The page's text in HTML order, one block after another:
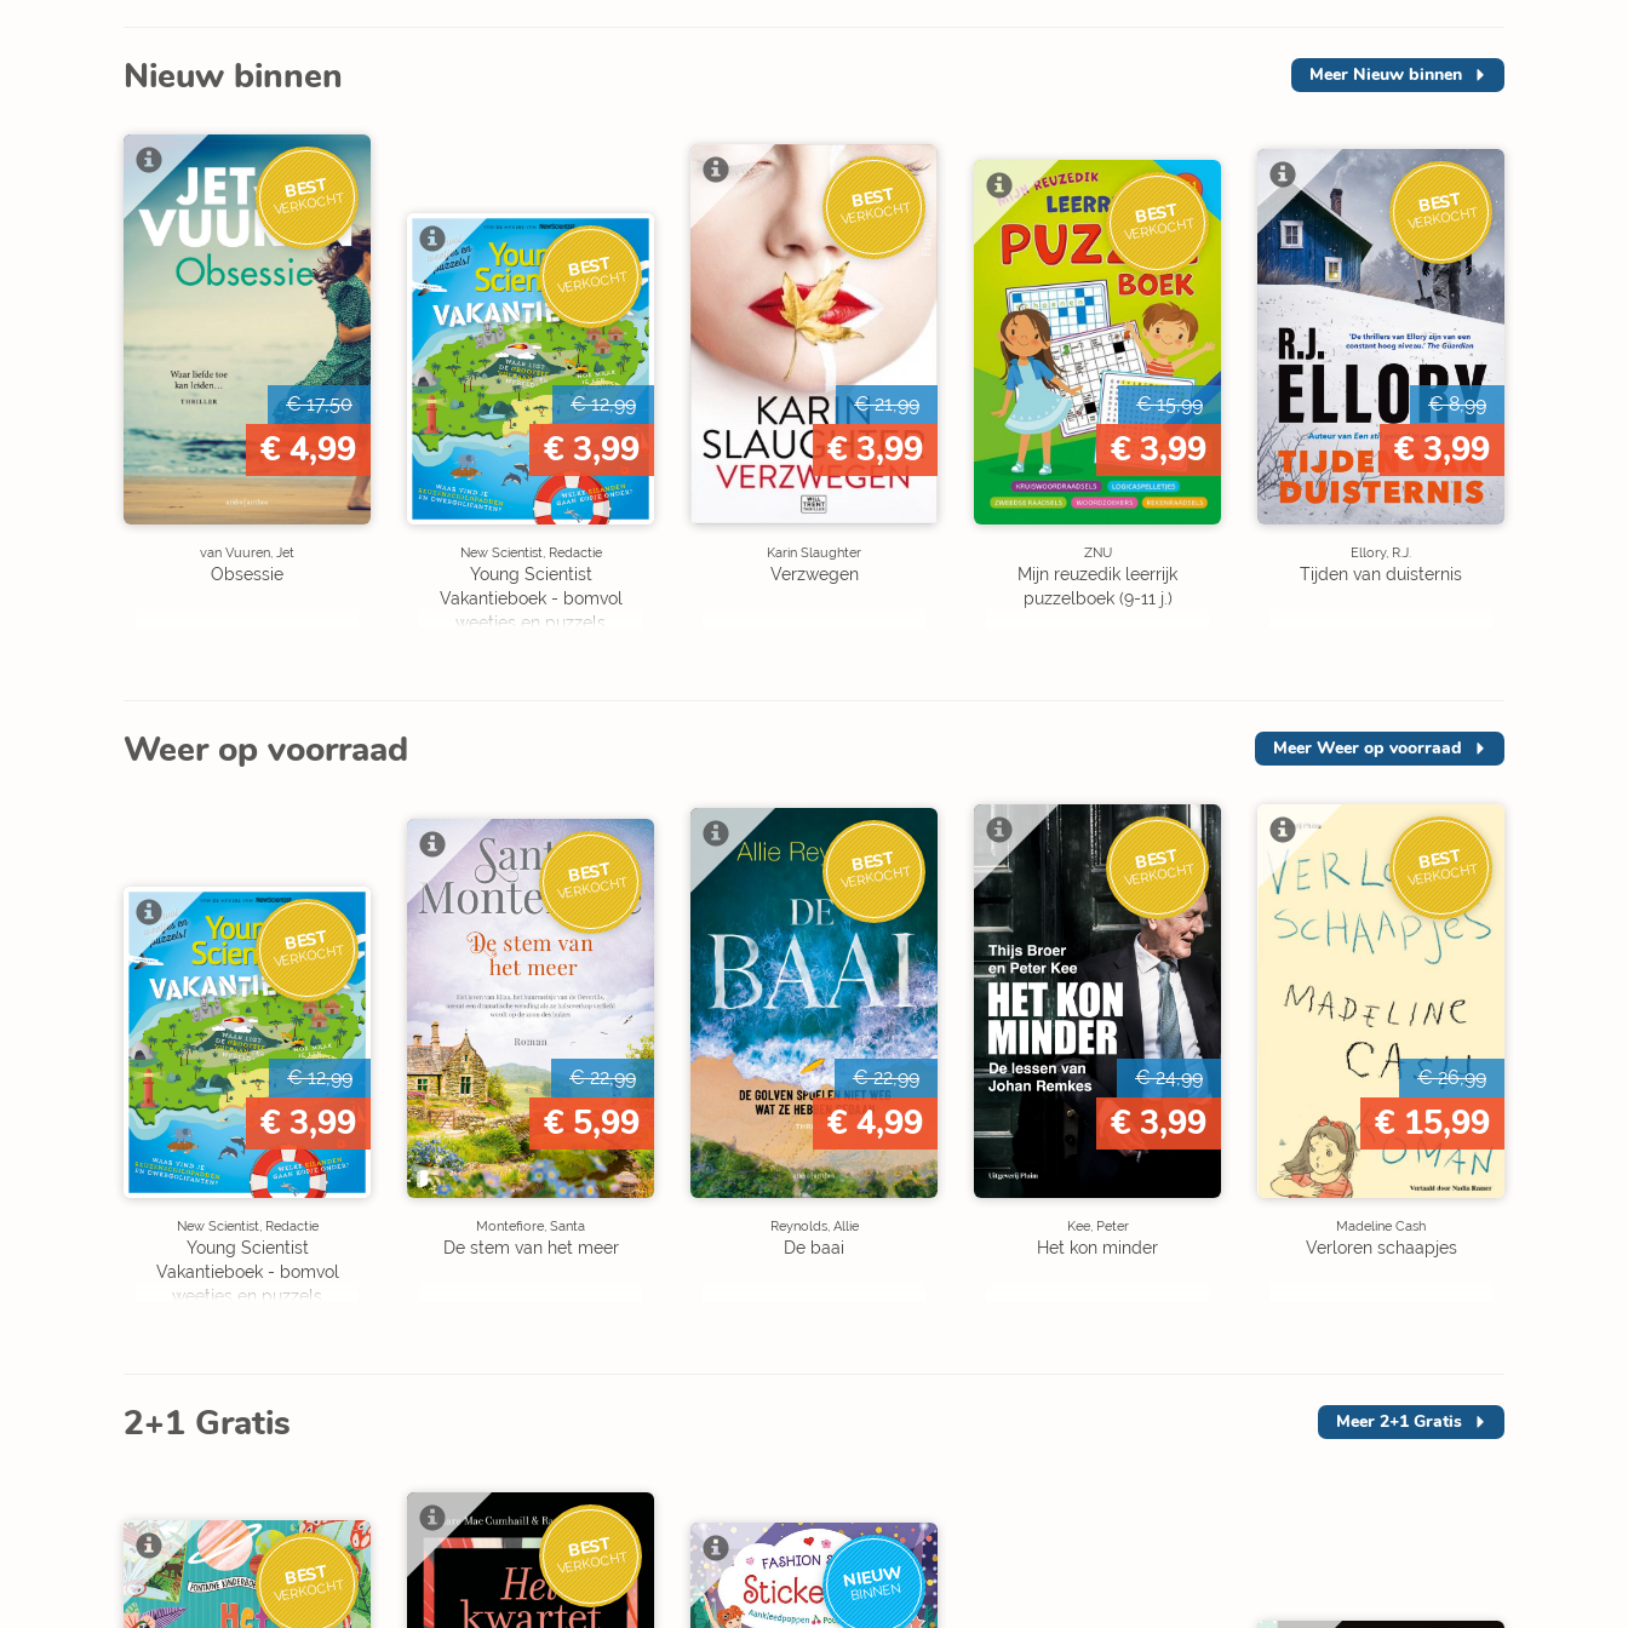
Nieuw binnen Meer Nieuw binnen
BEST
VERKOCHT
€ 17,50
€ 4,99
van Vuuren, Jet
Obsessie
BEST
VERKOCHT
€ 12,99
€ 3,99
New Scientist, Redactie
Young Scientist
Vakantieboek - bomvol
weetjes en puzzels
BEST
VERKOCHT
€ 21,99
€ 3,99
Karin Slaughter
Verzwegen
BEST
VERKOCHT
€ 15,99
€ 3,99
ZNU
Mijn reuzedik leerrijk
puzzelboek (9-11 j.)
BEST
VERKOCHT
€ 8,99
€ 3,99
Ellory, R.J.
Tijden van duisternis
Weer op voorraad Meer Weer op voorraad
BEST
VERKOCHT
€ 12,99
€ 3,99
New Scientist, Redactie
Young Scientist
Vakantieboek - bomvol
weetjes en puzzels
BEST
VERKOCHT
€ 22,99
€ 5,99
Montefiore, Santa
De stem van het meer
BEST
VERKOCHT
€ 22,99
€ 4,99
Reynolds, Allie
De baai
BEST
VERKOCHT
€ 24,99
€ 3,99
Kee, Peter
Het kon minder
BEST
VERKOCHT
€ 26,99
€ 15,99
Madeline Cash
Verloren schaapjes
2+1 Gratis Meer 2+1 Gratis
BEST
VERKOCHT
BEST
VERKOCHT NIEUW
BINNEN